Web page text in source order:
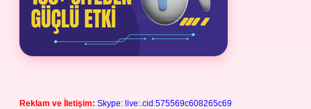
Reklam ve İletişim: Skype: live:.cid.575569c608265c69